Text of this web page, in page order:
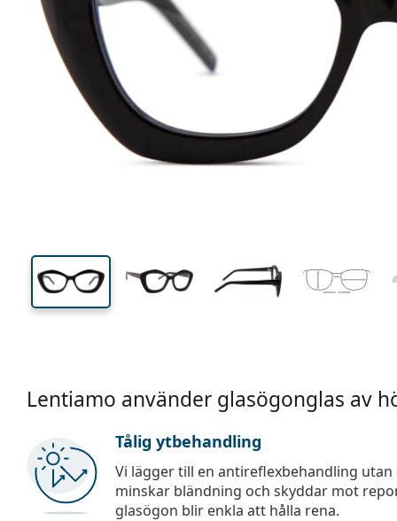
Bredd
39 mm
Linshöjd Linsbredd
Linsbredd
Lentiamo använder glasögonglas av
Tålig ytbehandling
Vi lägger till en antireflexbehandling
minskar bländning och skyddar mot
glasögon blir enkla att hålla rena.